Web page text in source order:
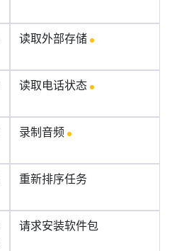
读取外部存储
读取电话状态
录制音频
重新排序任务
请求安装软件包